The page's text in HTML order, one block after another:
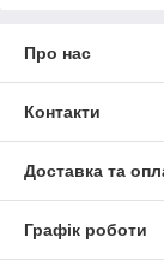
Про нас
Контакти
Доставка та
Графік роботи